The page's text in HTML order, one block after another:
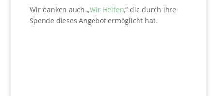
Wir danken auch „Wir Helfen,“ die durch ihre
Spende dieses Angebot ermöglicht hat.